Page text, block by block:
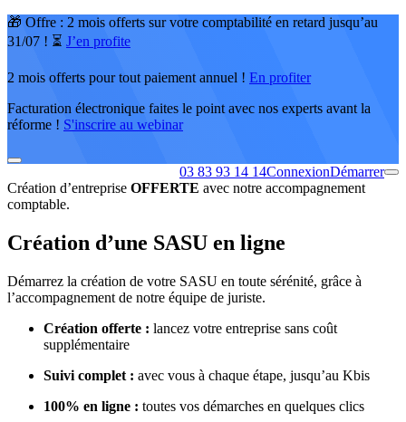
🎁 Offre : 2 mois offerts sur votre comptabilité en retard jusqu’au
31/07 ! ⏳ J’en profite
2 mois offerts pour tout paiement annuel ! En profiter
Facturation électronique faites le point avec nos experts avant la
réforme ! S'inscrire au webinar
03 83 93 14 14ConnexionDémarrer
Création d’entreprise OFFERTE avec notre accompagnement
comptable.
Création d’une SASU en ligne
Démarrez la création de votre SASU en toute sérénité, grâce à
l’accompagnement de notre équipe de juriste.
Création offerte : lancez votre entreprise sans coût
supplémentaire
Suivi complet : avec vous à chaque étape, jusqu’au Kbis
100% en ligne : toutes vos démarches en quelques clics